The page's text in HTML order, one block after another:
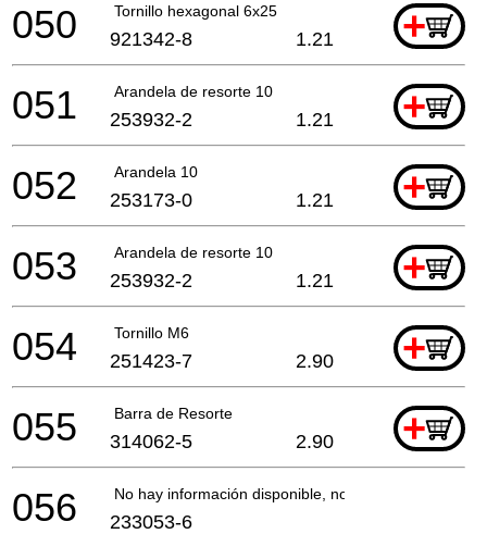
Tornillo hexagonal 6x25 +
050 921342-8 1.21
Arandela de resorte 10 +
051 253932-2 1.21
Arandela 10 +
052 253173-0 1.21
Arandela de resorte 10 +
053 253932-2 1.21
Tornillo M6 +
054 251423-7 2.90
Barra de Resorte +
055 314062-5 2.90
No hay información disponible, no se puede pedir
056 233053-6